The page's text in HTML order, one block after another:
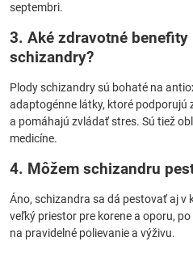
septembri.
3. Aké zdravotné
schizandry?
Plody schizandry sú bohaté na
adaptogénne látky, ktoré podporujú
a pomáhajú zvládať stres. Sú tiež
medicíne.
4. Môžem schizandru
Áno, schizandra sa dá pestovať aj
veľký priestor pre korene a oporu,
na pravidelné polievanie a výživu.